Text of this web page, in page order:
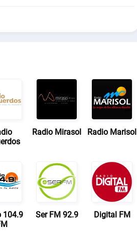
Radio Mirasol Radio Marisol
104.9
Ser FM 92.9 Digital FM